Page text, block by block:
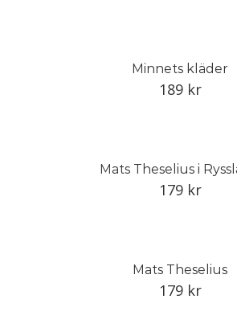
Minnets kläder
189 kr
Mats Theselius i
179 kr
Mats Theselius
179 kr